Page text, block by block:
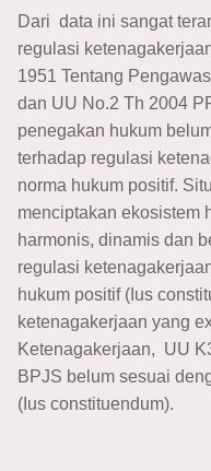
Dari data ini sangat
regulasi
1951 Tentang
dan UU No.2 Th 2004
penegakan hukum
terhadap regulasi
norma hukum positif.
menciptakan ekosistem
harmonis, dinamis dan
regulasi
hukum positif (Ius
ketenagakerjaan yang
Ketenagakerjaan, UU
BPJS belum sesuai
(Ius constituendum).